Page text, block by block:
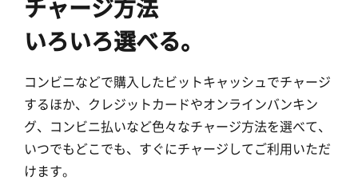
チャージ方法
いろいろ選べる。
コンビニなどで購入したビットキャッシュでチャージ
するほか、クレジットカードやオンラインバンキン
グ、コンビニ払いなど色々なチャージ方法を選べて、
いつでもどこでも、すぐにチャージしてご利用いただ
けます。